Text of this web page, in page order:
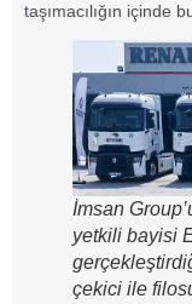
taşımacılığın içinde
İmsan
yetkili bayisi
çekici ile